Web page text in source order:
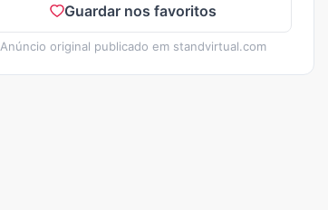
Guardar nos favoritos
Anúncio original publicado em standvirtual.com